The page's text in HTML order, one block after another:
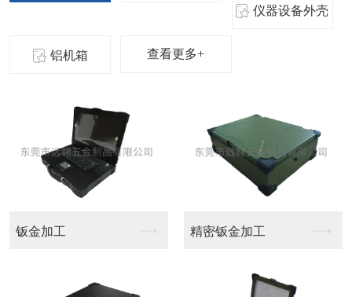
仪器设备外壳
铝机箱 查看更多+
精密钣金加工 大型CNC加工